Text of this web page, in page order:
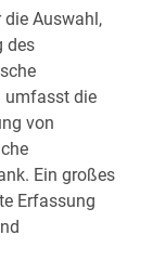
Auswahl,
des
umfasst die
von
Ein großes
Erfassung